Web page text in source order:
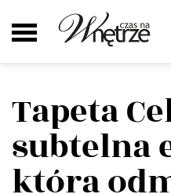
Tapeta
subtelna
która